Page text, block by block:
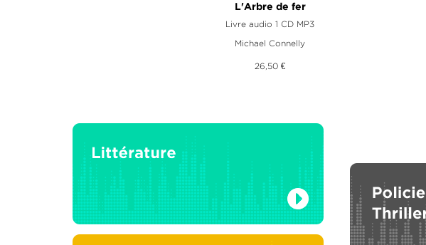
L'Arbre de fer
Livre audio 1 CD MP3
Michael Connelly
26,50 €
La Commode aux tiroirs de couleurs
Livre audio 1 CD MP3
Olivia Ruiz
21,90 €